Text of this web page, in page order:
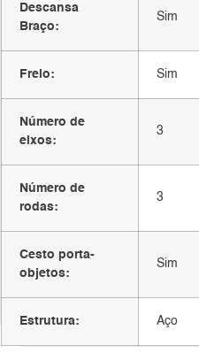
Descansa
Braço:
Sim
Freio: Sim
Número de
eixos:
3
Número de
rodas:
3
Cesto porta-
objetos:
Sim
Estrutura: Aço